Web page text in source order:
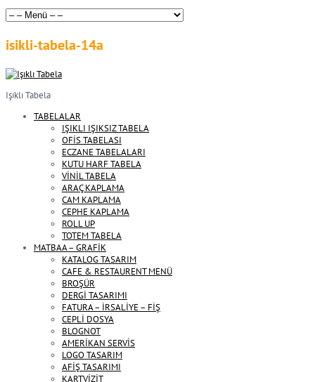
isikli-tabela-14a
Işıklı Tabela
TABELALAR
IŞIKLI IŞIKSIZ TABELA
OFİS TABELASI
ECZANE TABELALARI
KUTU HARF TABELA
VİNİL TABELA
ARAÇ KAPLAMA
CAM KAPLAMA
CEPHE KAPLAMA
ROLL UP
TOTEM TABELA
MATBAA – GRAFİK
KATALOG TASARIM
CAFE & RESTAURENT MENÜ
BROŞÜR
DERGİ TASARIMI
FATURA – İRSALİYE – FİŞ
CEPLİ DOSYA
BLOGNOT
AMERİKAN SERVİS
LOGO TASARIM
AFİŞ TASARIMI
KARTVİZİT